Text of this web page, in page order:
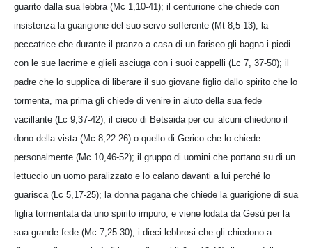
guarito dalla sua lebbra (Mc 1,10-41); il centurione che chiede con
insistenza la guarigione del suo servo sofferente (Mt 8,5-13); la
peccatrice che durante il pranzo a casa di un fariseo gli bagna i piedi
con le sue lacrime e glieli asciuga con i suoi cappelli (Lc 7, 37-50); il
padre che lo supplica di liberare il suo giovane figlio dallo spirito che lo
tormenta, ma prima gli chiede di venire in aiuto della sua fede
vacillante (Lc 9,37-42); il cieco di Betsaida per cui alcuni chiedono il
dono della vista (Mc 8,22-26) o quello di Gerico che lo chiede
personalmente (Mc 10,46-52); il gruppo di uomini che portano su di un
lettuccio un uomo paralizzato e lo calano davanti a lui perché lo
guarisca (Lc 5,17-25); la donna pagana che chiede la guarigione di sua
figlia tormentata da uno spirito impuro, e viene lodata da Gesù per la
sua grande fede (Mc 7,25-30); i dieci lebbrosi che gli chiedono a